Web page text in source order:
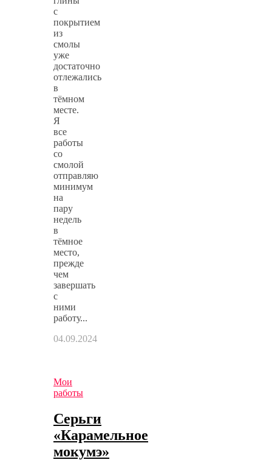
с
покрытием
из
смолы
уже
достаточно
отлежались
в
тёмном
месте.
Я
все
работы
со
смолой
отправляю
минимум
на
пару
недель
в
тёмное
место,
прежде
чем
завершать
с
ними
работу...
04.09.2024
Мои
работы
Серьги
«Карамельное
мокумэ»